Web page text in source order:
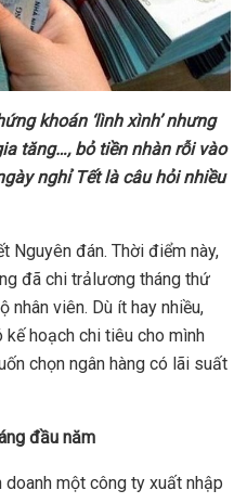
ứng khoán ‘lình xình’ nhưng
tăng…, bỏtiền nhàn rỗi vào
nghỉTết là câu hỏi nhiều
Nguyên đán. Thời điểm này,
đã chi trảlương tháng thứ
nhân viên. Dù ít hay nhiều,
hoạch chi tiêu cho mình
chọn ngân hàng có lãi suất
đầu năm
một công ty xuất nhập